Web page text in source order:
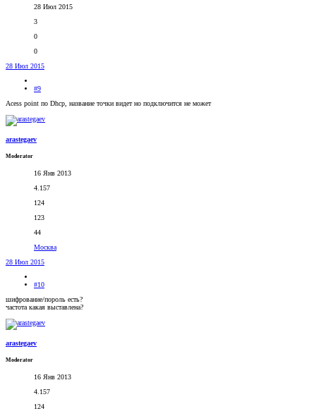
28 Июл 2015
3
0
0
28 Июл 2015
#9
Acess point по Dhcp, название точки видет но подключится не может
arastegaev
Moderator
16 Янв 2013
4.157
124
123
44
Москва
28 Июл 2015
#10
шифрование/пороль есть?
частота какая выставлена?
arastegaev
Moderator
16 Янв 2013
4.157
124